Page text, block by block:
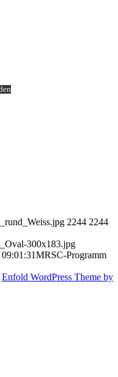
2244 2244
300x183.jpg
MRSC-Programm
Enfold WordPress Theme by